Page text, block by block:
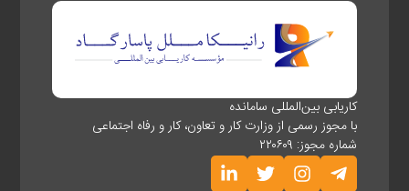
کاریابی بین‌المللی سامانده
با مجوز رسمی از وزارت کار و تعاون، کار و رفاه اجتماعی
شماره مجوز: ۲۲۰۶۰۹